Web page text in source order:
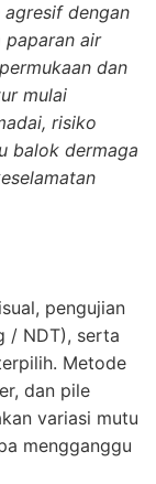
dengan
air
dan
mulai
risiko
balok dermaga
pengujian
/ NDT), serta
Metode
dan pile
variasi mutu
mengganggu